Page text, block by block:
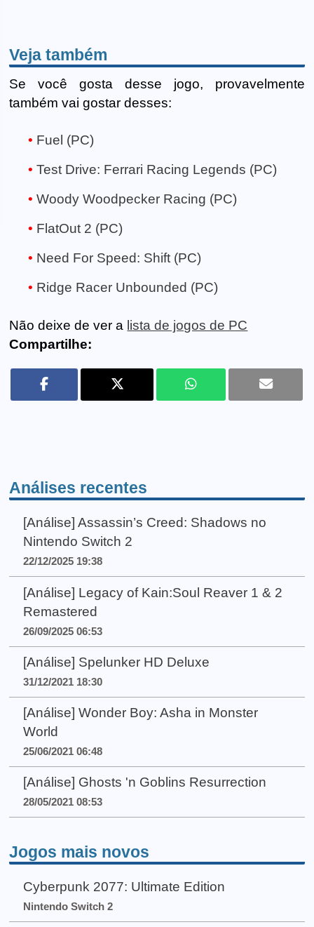
Veja também
Se você gosta desse jogo, provavelmente
também vai gostar desses:
Fuel (PC)
Test Drive: Ferrari Racing Legends (PC)
Woody Woodpecker Racing (PC)
FlatOut 2 (PC)
Need For Speed: Shift (PC)
Ridge Racer Unbounded (PC)
Não deixe de ver a lista de jogos de PC
Compartilhe:
Análises recentes
[Análise] Assassin’s Creed: Shadows no
Nintendo Switch 2
22/12/2025 19:38
[Análise] Legacy of Kain:Soul Reaver 1 & 2
Remastered
26/09/2025 06:53
[Análise] Spelunker HD Deluxe
31/12/2021 18:30
[Análise] Wonder Boy: Asha in Monster
World
25/06/2021 06:48
[Análise] Ghosts 'n Goblins Resurrection
28/05/2021 08:53
Jogos mais novos
Cyberpunk 2077: Ultimate Edition
Nintendo Switch 2